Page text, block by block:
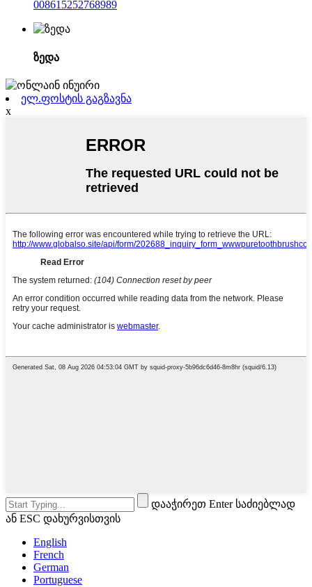
008615252768989
ზედა
ელ.ფოსტის გაგზავნა
x
დააჭირეთ Enter საძიებლად
ან ESC დახურვისთვის
English
French
German
Portuguese